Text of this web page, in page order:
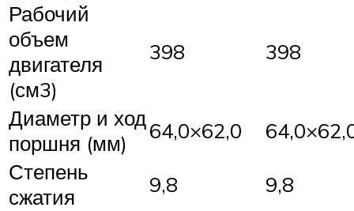
Рабочий
объем
двигателя
(см3)
398 398
Диаметр и ход
поршня (мм)
64,0×62,0
Степень
сжатия
9,8
9,8